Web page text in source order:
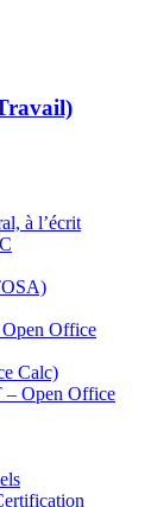
à l’écrit
Office
Calc)
– Open Office